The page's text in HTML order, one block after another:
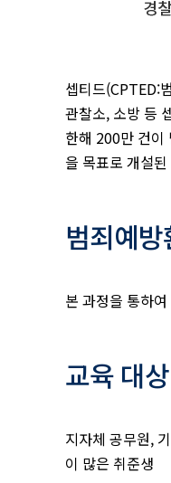
셉티드(CPTED:
관찰소, 소방 등
한해 200만 건이
을 목표로 개설
범죄예
본 과정을 통하
교육 대
지자체 공무원,
이 많은 취준생